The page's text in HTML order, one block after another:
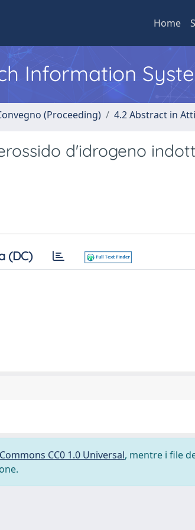
Home
Information
(Proceeding) 4.2 Abstract in
d'idrogeno
(DC)
CC0 1.0 Universal, mentre i file